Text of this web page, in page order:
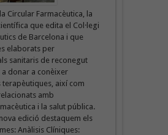
Circular Farmacèutica, la
que edita el Col·legi
de Barcelona i que
elaborats per
sanitaris de reconegut
donar a conèixer
terapèutiques, així com
amb
i la salut pública.
edició destaquem els
Anàlisis Clíniques: